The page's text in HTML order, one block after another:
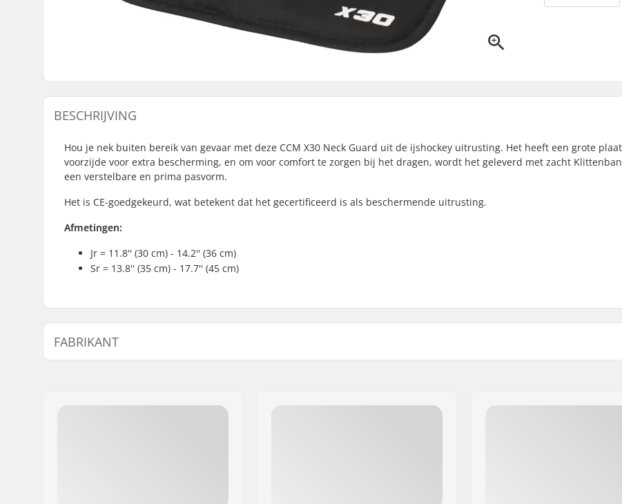
BESCHRIJVING
Hou je nek buiten bereik van gevaar met deze CCM X30 Neck Guard uit de ijshockey uitrusting. Het heeft een grote
voorzijde voor extra bescherming, en om voor comfort te zorgen bij het dragen, wordt het geleverd met zacht
een verstelbare en prima pasvorm.
Het is CE-goedgekeurd, wat betekent dat het gecertificeerd is als beschermende uitrusting.
Afmetingen:
Jr = 11.8'' (30 cm) - 14.2'' (36 cm)
Sr = 13.8'' (35 cm) - 17.7'' (45 cm)
FABRIKANT